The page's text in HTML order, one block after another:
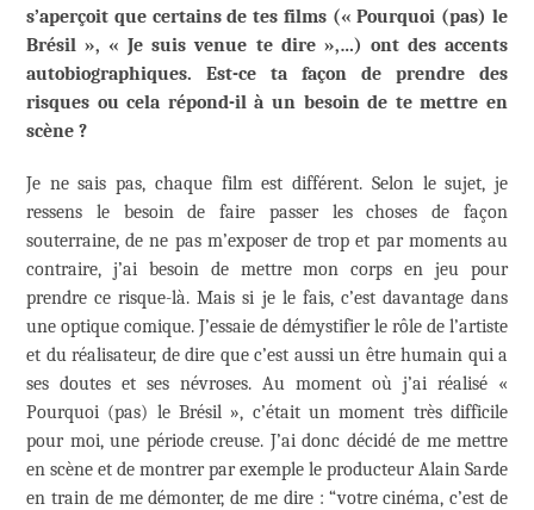
s’aperçoit que certains de tes films (« Pourquoi (pas) le
Brésil », « Je suis venue te dire »,…) ont des accents
autobiographiques. Est-ce ta façon de prendre des
risques ou cela répond-il à un besoin de te mettre en
scène ?
Je ne sais pas, chaque film est différent. Selon le sujet, je
ressens le besoin de faire passer les choses de façon
souterraine, de ne pas m’exposer de trop et par moments au
contraire, j’ai besoin de mettre mon corps en jeu pour
prendre ce risque-là. Mais si je le fais, c’est davantage dans
une optique comique. J’essaie de démystifier le rôle de l’artiste
et du réalisateur, de dire que c’est aussi un être humain qui a
ses doutes et ses névroses. Au moment où j’ai réalisé «
Pourquoi (pas) le Brésil », c’était un moment très difficile
pour moi, une période creuse. J’ai donc décidé de me mettre
en scène et de montrer par exemple le producteur Alain Sarde
en train de me démonter, de me dire : “votre cinéma, c’est de